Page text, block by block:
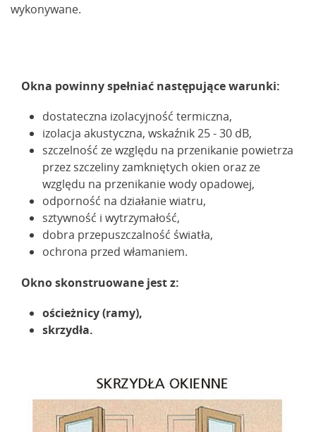
wykonywane.
Okna powinny spełniać następujące warunki:
dostateczna izolacyjność termiczna,
izolacja akustyczna, wskaźnik 25 - 30 dB,
szczelność ze względu na przenikanie powietrza
przez szczeliny zamkniętych okien oraz ze
względu na przenikanie wody opadowej,
odporność na działanie wiatru,
sztywność i wytrzymałość,
dobra przepuszczalność światła,
ochrona przed włamaniem.
Okno skonstruowane jest z:
ościeżnicy (ramy),
skrzydła.